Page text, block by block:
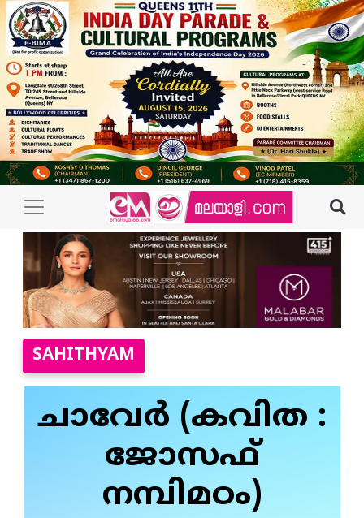
SAHITHYAM
ചാവേർ (കവിത :
ജോസഫ്
നമ്പിമഠം)